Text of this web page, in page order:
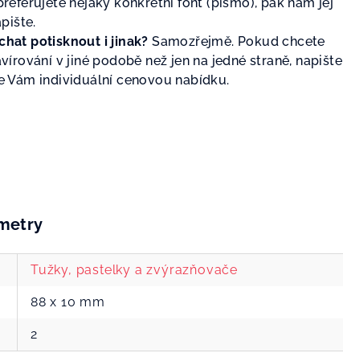
potisknout i jinak? Samozřejmě. Pokud chcete
v jiné podobě než jen na jedné straně, napište
Vám individuální cenovou nabídku.
Tužky, pastelky a zvýrazňovače
88 x 10 mm
2